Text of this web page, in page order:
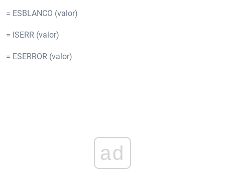
= ESBLANCO (valor)
= ISERR (valor)
= ESERROR (valor)
ad